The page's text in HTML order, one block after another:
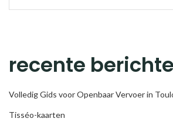
recente
Volledig Gids voor Openbaar Vervoer in
Tisséo-kaarten